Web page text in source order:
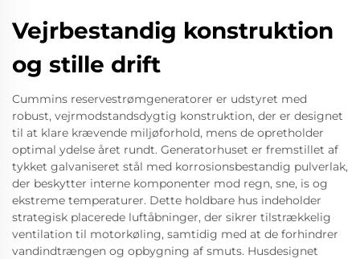
Vejrbestandig konstruktion
og stille drift
Cummins reservestrømgeneratorer er udstyret med
robust, vejrmodstandsdygtig konstruktion, der er designet
til at klare krævende miljøforhold, mens de opretholder
optimal ydelse året rundt. Generatorhuset er fremstillet af
tykket galvaniseret stål med korrosionsbestandig pulverlak,
der beskytter interne komponenter mod regn, sne, is og
ekstreme temperaturer. Dette holdbare hus indeholder
strategisk placerede luftåbninger, der sikrer tilstrækkelig
ventilation til motorkøling, samtidig med at de forhindrer
vandindtrængen og opbygning af smuts. Husdesignet